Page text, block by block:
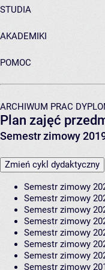
STUDIA
AKADEMIKI
POMOC
ARCHIWUM PRAC
Plan zajęć
Semestr zimowy
Zmień cykl dydaktyczny
Semestr zimowy
Semestr zimowy
Semestr zimowy
Semestr zimowy
Semestr zimowy
Semestr zimowy
Semestr zimowy
Semestr zimowy